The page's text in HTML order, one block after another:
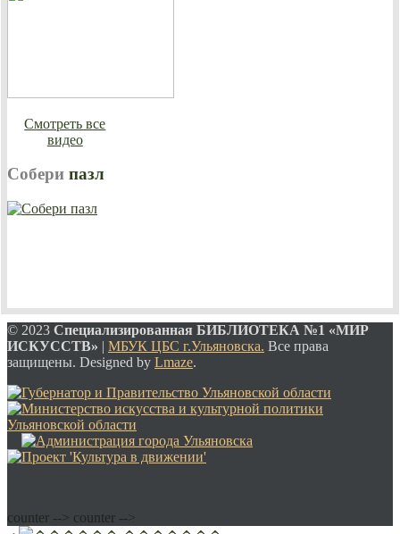
Смотреть все
видео
Собери пазл
© 2023 Специализированная БИБЛИОТЕКА №1 «МИР
ИСКУССТВ» | МБУК ЦБС г.Ульяновска. Все права
защищены. Designed by Lmaze.
counter --> counter -->